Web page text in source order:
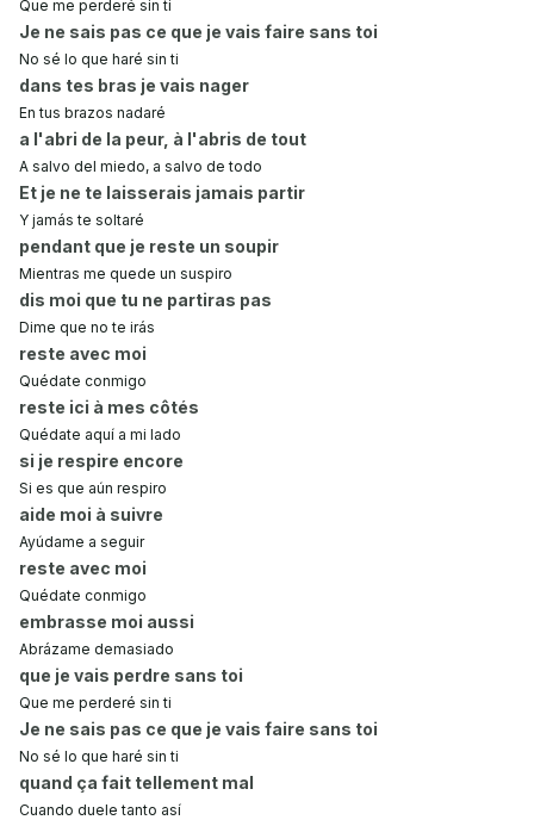
Que me perderé sin ti
Je ne sais pas ce que je vais faire sans toi
No sé lo que haré sin ti
dans tes bras je vais nager
En tus brazos nadaré
a l'abri de la peur, à l'abris de tout
A salvo del miedo, a salvo de todo
Et je ne te laisserais jamais partir
Y jamás te soltaré
pendant que je reste un soupir
Mientras me quede un suspiro
dis moi que tu ne partiras pas
Dime que no te irás
reste avec moi
Quédate conmigo
reste ici à mes côtés
Quédate aquí a mi lado
si je respire encore
Si es que aún respiro
aide moi à suivre
Ayúdame a seguir
reste avec moi
Quédate conmigo
embrasse moi aussi
Abrázame demasiado
que je vais perdre sans toi
Que me perderé sin ti
Je ne sais pas ce que je vais faire sans toi
No sé lo que haré sin ti
quand ça fait tellement mal
Cuando duele tanto así